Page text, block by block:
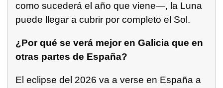
como sucederá el año que viene—, la Luna
puede llegar a cubrir por completo el Sol.
¿Por qué se verá mejor en Galicia que en
otras partes de España?
El eclipse del 2026 va a verse en España a